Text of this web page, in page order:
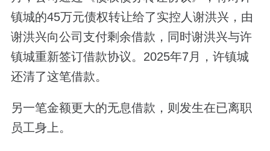
镇城的45万元债权转让给了实控人谢洪兴，由
谢洪兴向公司支付剩余借款，同时谢洪兴与许
镇城重新签订借款协议。2025年7月，许镇城
还清了这笔借款。
另一笔金额更大的无息借款，则发生在已离职
员工身上。